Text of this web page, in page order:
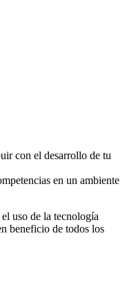
con el desarrollo de tu
en un ambiente
uso de la tecnología
beneficio de todos los